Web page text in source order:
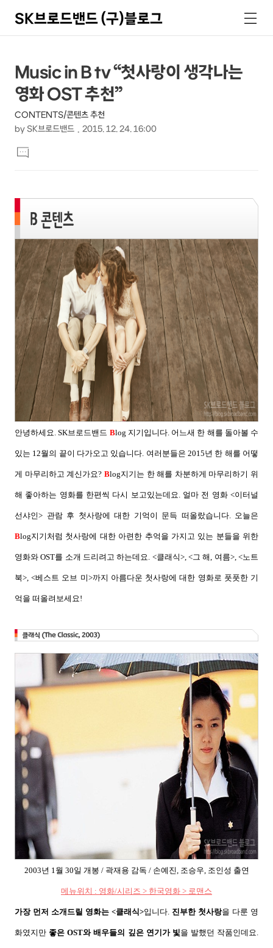
SK브로드밴드 (구)블로그
색
메
뉴
상
세
컨
텐
츠
본
문
제
목
Music in B tv “첫사랑이 생각나는
영화 OST 추천”
CONTENTS/콘텐츠 추천
by SK브로드밴드 2015. 12. 24. 16:00
문
댓
글
안녕하세요. SK브로드밴드 Blog 지기입니다. 어느새 한 해를 돌아볼 수
있는 12월의 끝이 다가오고 있습니다. 여러분들은2015년 한 해를 어떻
게 마무리하고 계신가요? Blog지기는 한 해를 차분하게 마무리하기 위
해 좋아하는 영화를 한편씩 다시 보고있는데요. 얼마 전 영화<이터널
선샤인> 관람 후 첫사랑에 대한 기억이 문득 떠올랐습니다. 오늘은
Blog지기처럼 첫사랑에 대한 아련한 추억을 가지고 있는 분들을 위한
영화와OST를 소개 드리려고 하는데요. <클래식>, <그 해, 여름>, <노트
북>, <베스트 오브 미>까지 아름다운 첫사랑에 대한 영화로 풋풋한 기
억을 떠올려보세요!
2003년 1월 30일 개봉 / 곽재용 감독 / 손예진, 조승우, 조인성 출연
메뉴위치 : 영화/시리즈 > 한국영화 > 로맨스
가장 먼저 소개드릴 영화는 <클래식>입니다. 진부한 첫사랑을 다룬 영
화였지만 좋은OST와 배우들의 깊은 연기가 빛을 발했던 작품인데요.